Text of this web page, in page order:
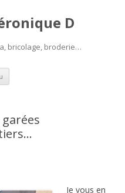
D
bricolage, broderie…
Aller
contenu
Je vous en